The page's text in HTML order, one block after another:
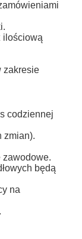
ilościową
zakresie
codziennej
zmian).
zawodowe.
będą
na